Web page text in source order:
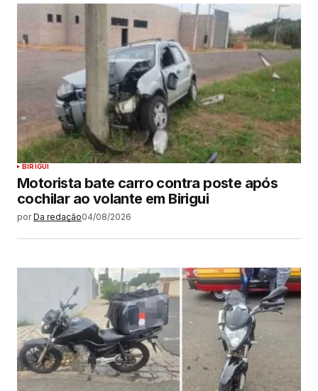
BIRIGUI
Motorista bate carro contra poste após
cochilar ao volante em Birigui
por Da redação04/08/2026